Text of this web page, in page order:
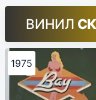
ВИНИЛ
1975